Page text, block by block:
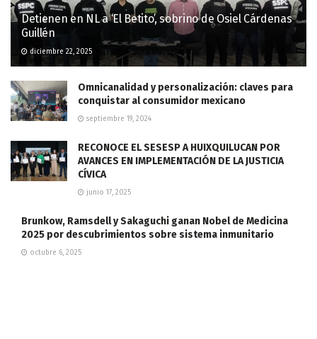
Detienen en NL a ‘El Betito’, sobrino de Osiel Cárdenas
Guillén
diciembre 22, 2025
Omnicanalidad y personalización: claves para
conquistar al consumidor mexicano
septiembre 19, 2024
RECONOCE EL SESESP A HUIXQUILUCAN POR
AVANCES EN IMPLEMENTACIÓN DE LA JUSTICIA
CÍVICA
junio 17, 2025
Brunkow, Ramsdell y Sakaguchi ganan Nobel de Medicina
2025 por descubrimientos sobre sistema inmunitario
octubre 6, 2025